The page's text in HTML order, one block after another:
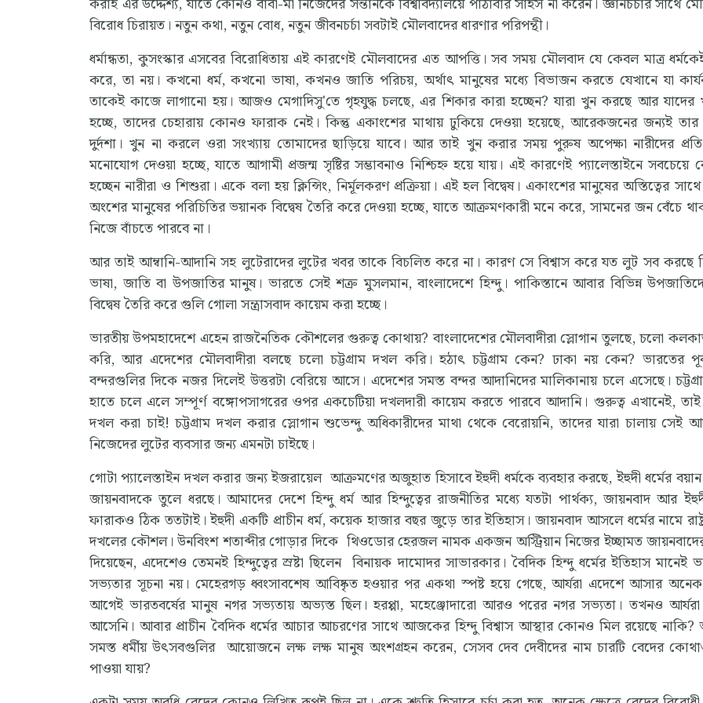
বিরোধ চিরায়ত। নতুন কথা, নতুন বোধ, নতুন জীবনচর্চা সবটাই মৌলবাদের ধারণার পরিপন্থী।
ধর্মান্ধতা, কুসংস্কার এসবের বিরোধিতায় এই কারণেই মৌলবাদের এত আপত্তি। সব সময় মৌলবাদ যে কেবল মাত্র
করে, তা নয়। কখনো ধর্ম, কখনো ভাষা, কখনও জাতি পরিচয়, অর্থাৎ মানুষের মধ্যে বিভাজন করতে যেখানে যা
তাকেই কাজে লাগানো হয়। আজও মেগাদিসু'তে গৃহযুদ্ধ চলছে, এর শিকার কারা হচ্ছেন? যারা খুন করছে আর যাদের
হচ্ছে, তাদের চেহারায় কোনও ফারাক নেই। কিন্তু একাংশের মাথায় ঢুকিয়ে দেওয়া হয়েছে, আরেকজনের জন্যই তার
দুর্দশা। খুন না করলে ওরা সংখ্যায় তোমাদের ছাড়িয়ে যাবে। আর তাই খুন করার সময় পুরুষ অপেক্ষা নারীদের
মনোযোগ দেওয়া হচ্ছে, যাতে আগামী প্রজন্ম সৃষ্টির সম্ভাবনাও নিশ্চিহ্ন হয়ে যায়। এই কারণেই প্যালেস্তাইনে সবচেয়ে
হচ্ছেন নারীরা ও শিশুরা। একে বলা হয় ক্লিন্সিং, নির্মূলকরণ প্রক্রিয়া। এই হল বিদ্বেষ। একাংশের মানুষের অস্তিত্বের
অংশের মানুষের পরিচিতির ভয়ানক বিদ্বেষ তৈরি করে দেওয়া হচ্ছে, যাতে আক্রমণকারী মনে করে, সামনের জন বেঁচে
নিজে বাঁচতে পারবে না।
আর তাই আম্বানি-আদানি সহ লুটেরাদের লুটের খবর তাকে বিচলিত করে না। কারণ সে বিশ্বাস করে যত লুট সব করছে
ভাষা, জাতি বা উপজাতির মানুষ। ভারতে সেই শত্রু মুসলমান, বাংলাদেশে হিন্দু। পাকিস্তানে আবার বিভিন্ন
বিদ্বেষ তৈরি করে গুলি গোলা সন্ত্রাসবাদ কায়েম করা হচ্ছে।
ভারতীয় উপমহাদেশে এহেন রাজনৈতিক কৌশলের গুরুত্ব কোথায়? বাংলাদেশের মৌলবাদীরা স্লোগান তুলছে, চলো
করি, আর এদেশের মৌলবাদীরা বলছে চলো চট্টগ্রাম দখল করি। হঠাৎ চট্টগ্রাম কেন? ঢাকা নয় কেন? ভারতের
বন্দরগুলির দিকে নজর দিলেই উত্তরটা বেরিয়ে আসে। এদেশের সমস্ত বন্দর আদানিদের মালিকানায় চলে এসেছে।
হাতে চলে এলে সম্পূর্ণ বঙ্গোপসাগরের ওপর একচেটিয়া দখলদারী কায়েম করতে পারবে আদানি। গুরুত্ব এখানেই, তাই
দখল করা চাই! চট্টগ্রাম দখল করার স্লোগান শুভেন্দু অধিকারীদের মাথা থেকে বেরোয়নি, তাদের যারা চালায় সেই
নিজেদের লুটের ব্যবসার জন্য এমনটা চাইছে।
গোটা প্যালেস্তাইন দখল করার জন্য ইজরায়েল আক্রমণের অজুহাত হিসাবে ইহুদী ধর্মকে ব্যবহার করছে, ইহুদী ধর্মের বয়ান
জায়নবাদকে তুলে ধরছে। আমাদের দেশে হিন্দু ধর্ম আর হিন্দুত্বের রাজনীতির মধ্যে যতটা পার্থক্য, জায়নবাদ আর
ফারাকও ঠিক ততটাই। ইহুদী একটি প্রাচীন ধর্ম, কয়েক হাজার বছর জুড়ে তার ইতিহাস। জায়নবাদ আসলে ধর্মের নামে
দখলের কৌশল। উনবিংশ শতাব্দীর গোড়ার দিকে থিওডোর হেরজল নামক একজন অস্ট্রিয়ান নিজের ইচ্ছামত জায়নবাদের
দিয়েছেন, এদেশেও তেমনই হিন্দুত্বের স্রষ্টা ছিলেন বিনায়ক দামোদর সাভারকার। বৈদিক হিন্দু ধর্মের ইতিহাস মানেই
সভ্যতার সূচনা নয়। মেহেরগড় ধ্বংসাবশেষ আবিষ্কৃত হওয়ার পর একথা স্পষ্ট হয়ে গেছে, আর্যরা এদেশে আসার
আগেই ভারতবর্ষের মানুষ নগর সভ্যতায় অভ্যস্ত ছিল। হরপ্পা, মহেঞ্জোদারো আরও পরের নগর সভ্যতা। তখনও
আসেনি। আবার প্রাচীন বৈদিক ধর্মের আচার আচরণের সাথে আজকের হিন্দু বিশ্বাস আস্থার কোনও মিল রয়েছে
সমস্ত ধর্মীয় উৎসবগুলির আয়োজনে লক্ষ লক্ষ মানুষ অংশগ্রহন করেন, সেসব দেব দেবীদের নাম চারটি বেদের
পাওয়া যায়?